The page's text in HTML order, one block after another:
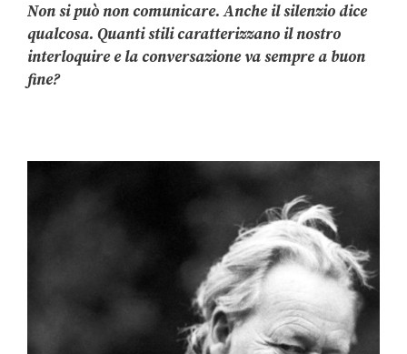
Non si può non comunicare. Anche il silenzio dice
qualcosa. Quanti stili caratterizzano il nostro
interloquire e la conversazione va sempre a buon
fine?